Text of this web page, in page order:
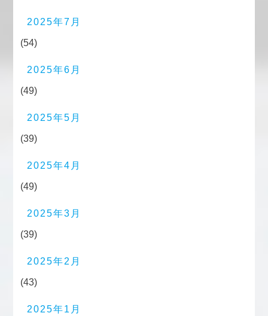
2025年7月
(54)
2025年6月
(49)
2025年5月
(39)
2025年4月
(49)
2025年3月
(39)
2025年2月
(43)
2025年1月